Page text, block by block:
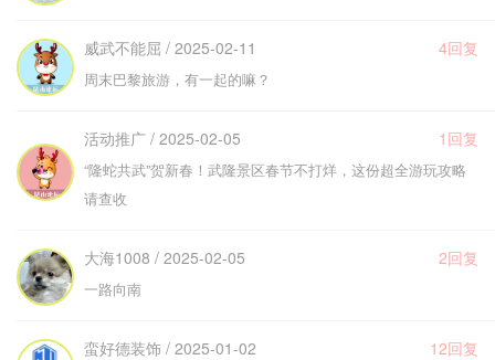
威武不能屈 / 2025-02-11 4回复
周末巴黎旅游，有一起的嘛？
活动推广 / 2025-02-05 1回复
“隆蛇共武”贺新春！武隆景区春节不打烊，这份超全游玩攻略
请查收
大海1008 / 2025-02-05 2回复
一路向南
蛮好德装饰 / 2025-01-02 12回复